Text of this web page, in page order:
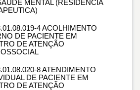
MENTAL (RESIDENCIA
4 ACOLHIMENTO
DE PACIENTE EM
DE ATENÇÃO
8 ATENDIMENTO
DE PACIENTE EM
DE ATENÇÃO